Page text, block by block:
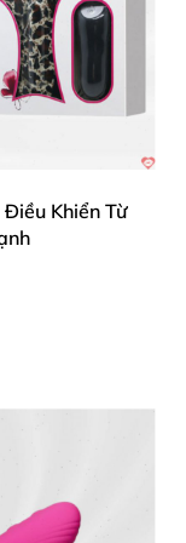
biệt vượt trội!
Khiển Từ